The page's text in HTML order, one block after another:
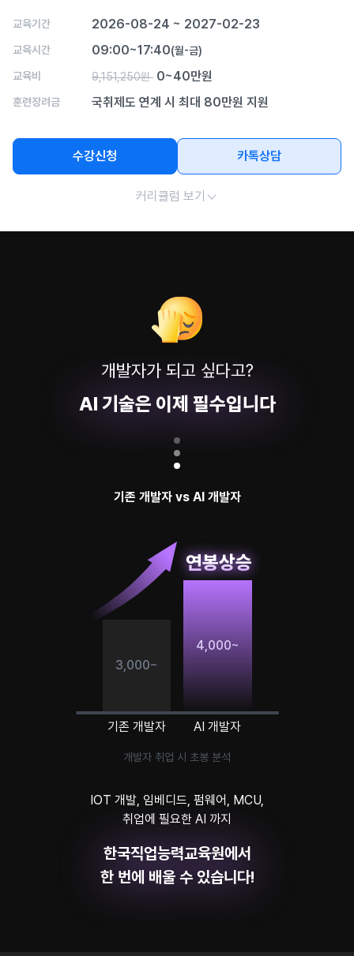
교육기간 2026-08-24 ~ 2027-02-23
교육시간 09:00~17:40(월-금)
교육비
9,151,250원 0~40만원
훈련장려금 국취제도 연계 시 최대 80만원 지원
수강신청 카톡상담
커리큘럼 보기
개발자가 되고 싶다고?
AI 기술은 이제 필수입니다
기존 개발자 vs AI 개발자
3,000~
기존 개발자
연봉상승
4,000~
AI 개발자
개발자 취업 시 초봉 분석
IOT 개발, 임베디드, 펌웨어, MCU,
취업에 필요한 AI 까지
한국직업능력교육원에서
한 번에 배울 수 있습니다!